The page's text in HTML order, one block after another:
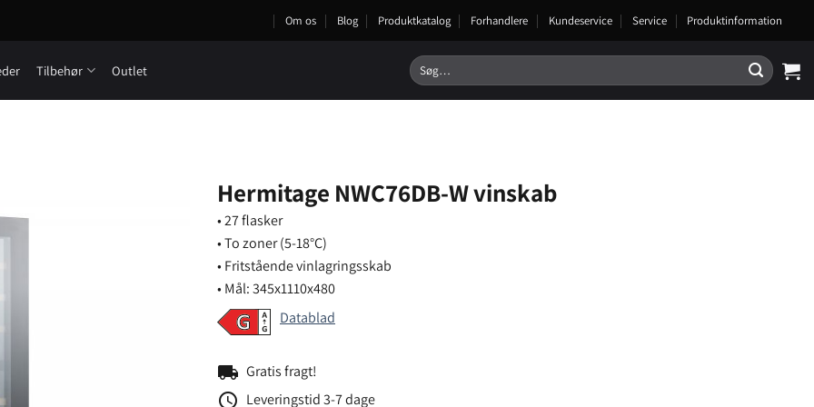
Om os Blog Produktkatalog Forhandlere Kundeservice Service Produktinformation
Tilbehør Outlet
Søg
efter:
Hermitage NWC76DB-W vinskab
• 27 flasker
• To zoner (5-18°C)
• Fritstående vinlagringsskab
• Mål: 345x1110x480
Datablad
local_shipping Gratis fragt!
schedule Leveringstid 3-7 dage